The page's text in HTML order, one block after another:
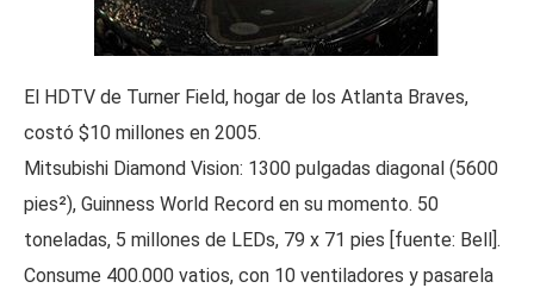
El HDTV de Turner Field, hogar de los Atlanta Braves,
costó $10 millones en 2005.
Mitsubishi Diamond Vision: 1300 pulgadas diagonal (5600
pies²), Guinness World Record en su momento. 50
toneladas, 5 millones de LEDs, 79 x 71 pies [fuente: Bell].
Consume 400.000 vatios, con 10 ventiladores y pasarela